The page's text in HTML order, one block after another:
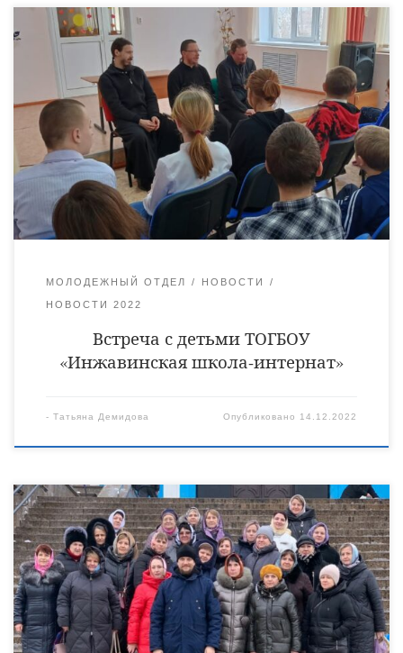
13 декабря, по благословению епископа Уваровского и
Кирсановского Игнатия, духовенство Уваровской епархии в
составе руководителя миссионерского отдела иеромонаха
Питирима (Сухова) и сотрудника молодежного отдела
Уваровской епархии Дмитрия Степанова, а также монаха
Дамаскина, посетило преподавателей и учащихся
Инжавинской школы-интерната для обучающихся с
ограниченными возможностями здоровья. Гостей радушно
встретила директор школы Кредина Елена Валерьевна.
Обсудив рабочие […]
МОЛОДЕЖНЫЙ ОТДЕЛ НОВОСТИ
НОВОСТИ 2022
Встреча с детьми ТОГБОУ
«Инжавинская школа-интернат»
- Татьяна Демидова Опубликовано 14.12.2022
10 декабря состоялась паломническая поездка учителей
города Кирсанова в Рождество-Богородицкий мужской
епархиальный монастырь города Задонска Липецкой области.
Паломников в поездке сопровождал клирик Архиерейского
подворья Тихвинского храма города Кирсанова священник
Антоний Лукошин. В ходе поездки паломники побывали в
мужском монастыре, помолились на молебне, возглавил